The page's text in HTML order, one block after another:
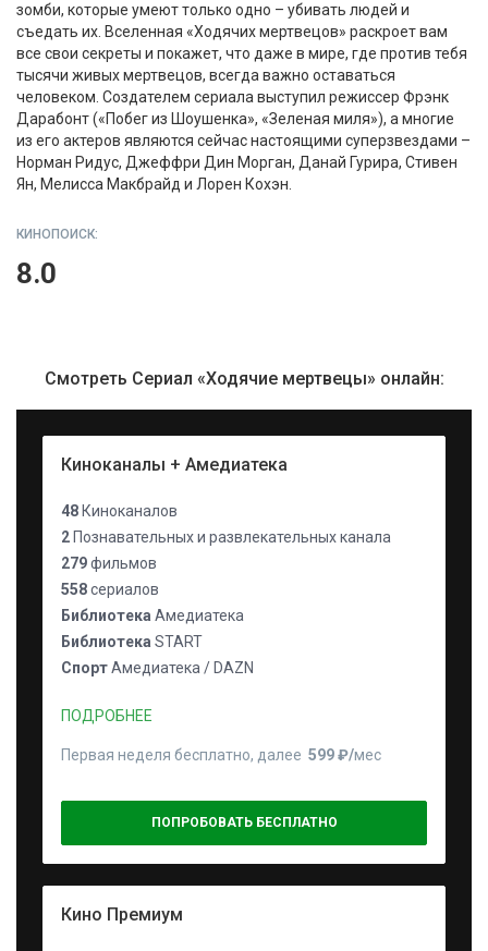
зомби, которые умеют только одно – убивать людей и
съедать их. Вселенная «Ходячих мертвецов» раскроет вам
все свои секреты и покажет, что даже в мире, где против тебя
тысячи живых мертвецов, всегда важно оставаться
человеком. Создателем сериала выступил режиссер Фрэнк
Дарабонт («Побег из Шоушенка», «Зеленая миля»), а многие
из его актеров являются сейчас настоящими суперзвездами –
Норман Ридус, Джеффри Дин Морган, Данай Гурира, Стивен
Ян, Мелисса Макбрайд и Лорен Кохэн.
КИНОПОИСК:
8.0
Смотреть Сериал «Ходячие мертвецы» онлайн:
Киноканалы + Амедиатека
48 Киноканалов
2 Познавательных и развлекательных канала
279фильмов
558сериалов
Библиотека Амедиатека
Библиотека START
СпортАмедиатека / DAZN
ПОДРОБНЕЕ
Первая неделя бесплатно, далее 599 ₽⁠/⁠мес
ПОПРОБОВАТЬ БЕСПЛАТНО
Кино Премиум